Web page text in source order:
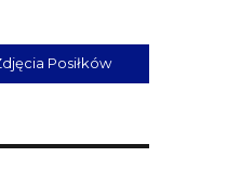
Posiłków